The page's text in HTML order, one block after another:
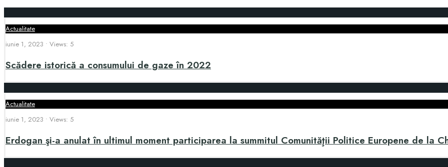
Actualitate
iunie 1, 2023 • Views: 5
Scădere istorică a consumului de gaze în 2022
Actualitate
iunie 1, 2023 • Views: 5
Erdogan şi-a anulat în ultimul moment participarea la summitul Comunităţii Politice Europene de la